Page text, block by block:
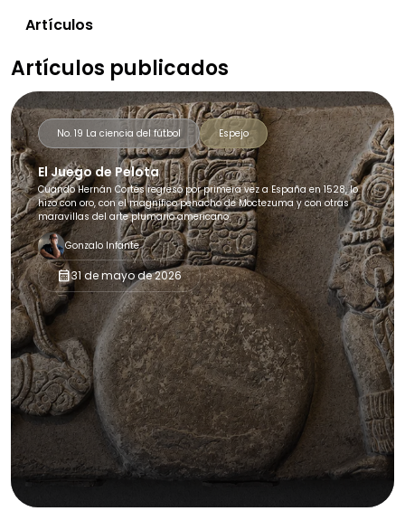
Artículos
Artículos publicados
No. 19 La ciencia del fútbol Espejo
El Juego de Pelota
Cuando Hernán Cortés regresó por primera vez a España en 1528, lo
hizo con oro, con el magnífico penacho de Moctezuma y con otras
maravillas del arte plumario americano.
Gonzalo Infante
calendar_month31 de mayo de 2026